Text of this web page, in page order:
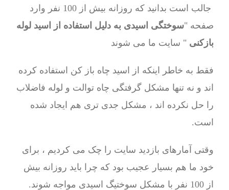
جالب است بدانید که روزانه بیش از 100 نفر وارد
صفحه "سوختگی اسیدی به دلیل استفاده از اسید لوله
بازکنی " سایت ما می شوند
فقط به خاطر اینکه از اسید چاه باز کن استفاده کرده
اند و نه تنها مشکل گرفتگی چاه توالت و لوله فاضلاب
را حل نکرده اند ، مشکل جدی تری هم ایجاد شده
است.
وقتی آمارهای بازدید سایت را چک می کردیم ، برای
خود ما هم بسیار عجیب بود که چرا باید روزانه بیش
از 100 نفر با مشکل سوختیگ اسیدی مواجه شوند.